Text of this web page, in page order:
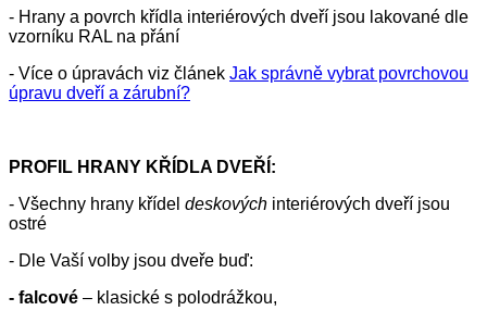
- Hrany a povrch křídla interiérových dveří jsou lakované dle
vzorníku RAL na přání
- Více o úpravách viz článek Jak správně vybrat povrchovou
úpravu dveří a zárubní?
PROFIL HRANY KŘÍDLA DVEŘÍ:
- Všechny hrany křídel deskových interiérových dveří jsou
ostré
- Dle Vaší volby jsou dveře buď:
- falcové – klasické s polodrážkou,